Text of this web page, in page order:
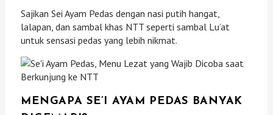
Sajikan Sei Ayam Pedas dengan nasi putih hangat,
lalapan, dan sambal khas NTT seperti sambal Lu’at
untuk sensasi pedas yang lebih nikmat.
MENGAPA SE’I AYAM PEDAS BANYAK